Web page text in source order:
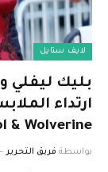
لايف ستايل
بليك ليفلي
ارتداء
& Wolverine
بواسطة فريق التحرير